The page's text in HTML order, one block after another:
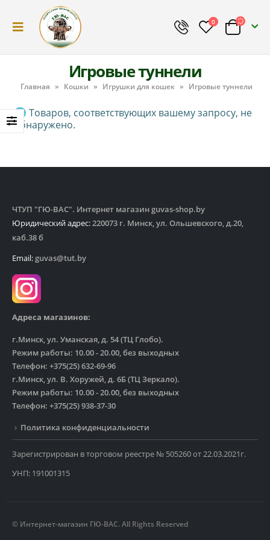
0
Игровые туннели
Главная » Кошки » Игрушки для кошек » Игровые туннели
Товаров, соответствующих вашему запросу, не
обнаружено.
ЧТУП "ГЮ-ВАС". Интернет магазин guvas-shop.by
Юридический адрес:220073 г. Минск, ул. Ольшевского, д.20,
каб.38 б
Email:guvas@tut.by
Адреса магазинов:
г.Минск, ул. Уманская, д. 54 (ТЦ Глобо).
Режим работы: 10.00 - 20.00, без выходных
Телефон: +375(25) 632-69-96
г.Минск, ул. В. Хоружей, д. 6Б (ТЦ Зеркало).
Режим работы: 10.00 - 20.00, без выходных
Телефон: +375(25) 938-37-30
Политика конфиденциальности
Зарегистрирован в торговом реестре № 505260 от 22.03.2021г.
УНП: 191001315
© Интернет-магазин ГЮ-ВАС. All Rights Reserved